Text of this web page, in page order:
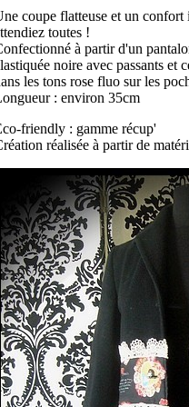
coupe flatteuse et un
toutes !
à partir d'un
noire avec passants et
les tons rose fluo sur les
: environ 35cm
friendly : gamme récup'
réalisée à partir de